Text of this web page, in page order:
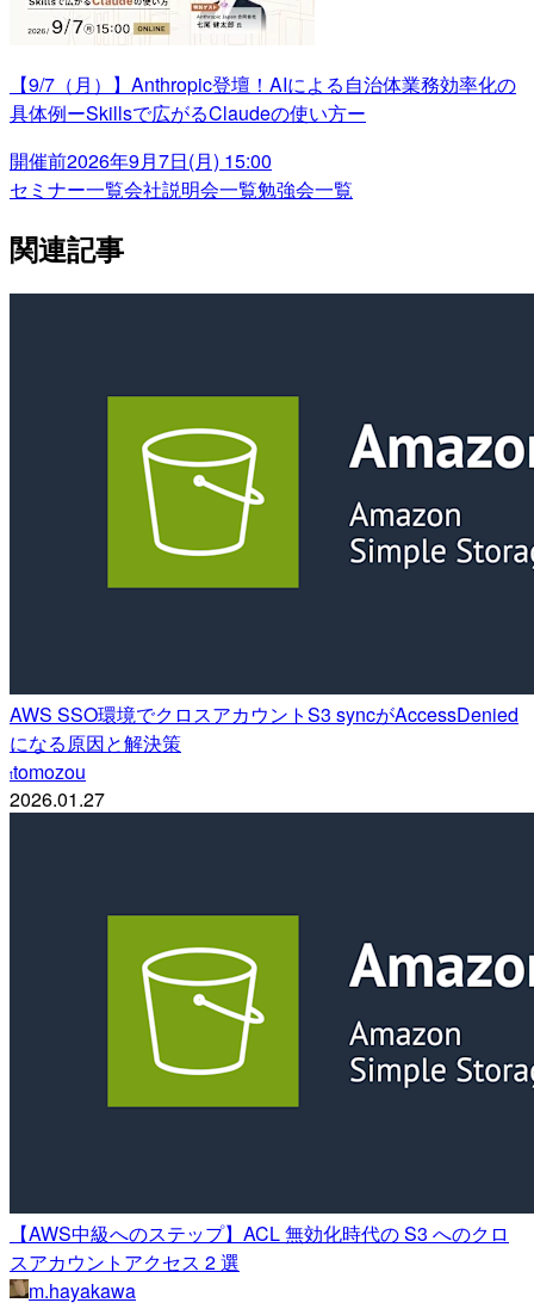
【9/7（月）】Anthropic登壇！AIによる自治体業務効率化の
具体例ーSkillsで広がるClaudeの使い方ー
開催前2026年9月7日(月) 15:00
セミナー一覧会社説明会一覧勉強会一覧
関連記事
AWS SSO環境でクロスアカウントS3 syncがAccessDenied
になる原因と解決策
ttomozou
2026.01.27
【AWS中級へのステップ】ACL 無効化時代の S3 へのクロ
スアカウントアクセス 2 選
m.hayakawa